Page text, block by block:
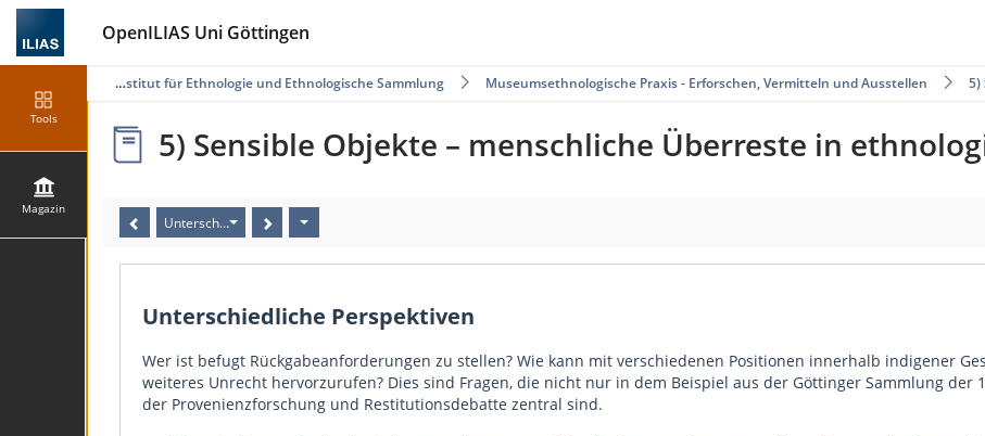
OpenILIAS Uni Göttingen
Tools
Magazin
Institut für Ethnologie und Ethnologische Sammlung Museumsethnologische Praxis - Erforschen, Vermitteln und Ausstellen 5)
5) Sensible Objekte – menschliche Überreste in
Unterschiedliche Perspektiven
Unterschiedliche Perspektiven
Wer ist befugt Rückgabeanforderungen zu stellen? Wie kann mit verschiedenen Positionen innerhalb indigener
weiteres Unrecht hervorzurufen? Dies sind Fragen, die nicht nur in dem Beispiel aus der Göttinger Sammlung der
der Provenienzforschung und Restitutionsdebatte zentral sind.